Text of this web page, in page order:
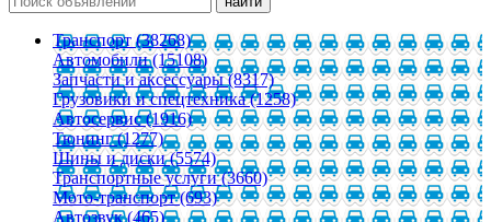
Транспорт (38268)
Автомобили (15108)
Запчасти и аксессуары (8317)
Грузовики и спецтехника (1258)
Автосервис (1916)
Тюнинг (1277)
Шины и диски (5574)
Транспортные услуги (3660)
Мото-транспорт (693)
Автозвук (465)